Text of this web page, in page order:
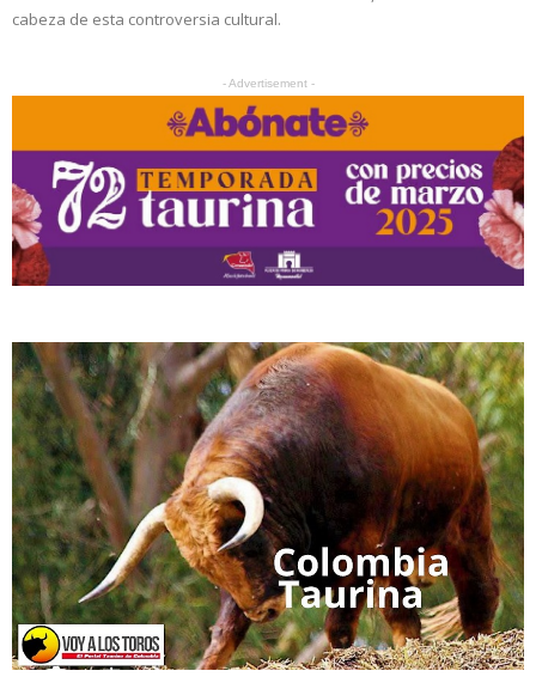
cabeza de esta controversia cultural.
- Advertisement -